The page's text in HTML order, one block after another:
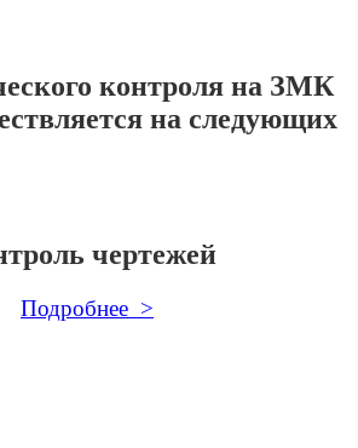
контроля на ЗМК
на следующих
чертежей
Подробнее >